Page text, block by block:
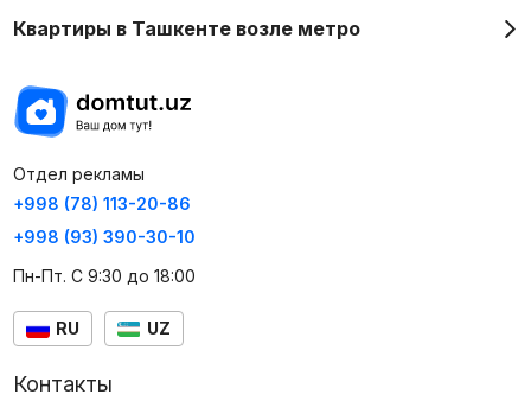
Квартиры в Ташкенте возле метро
Отдел рекламы
+998 (78) 113-20-86
+998 (93) 390-30-10
Пн-Пт. С 9:30 до 18:00
RU UZ
Контакты